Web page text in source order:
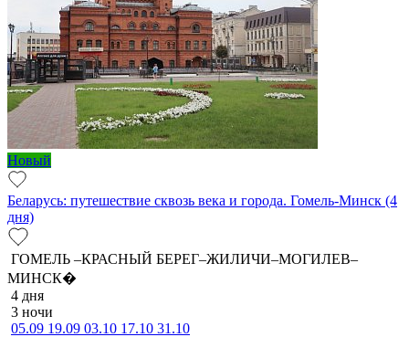
Новый
Беларусь: путешествие сквозь века и города. Гомель-Минск (4
дня)
ГОМЕЛЬ –КРАСНЫЙ БЕРЕГ–ЖИЛИЧИ–МОГИЛЕВ–
МИНСК�
4 дня
3 ночи
05.09 19.09 03.10 17.10 31.10